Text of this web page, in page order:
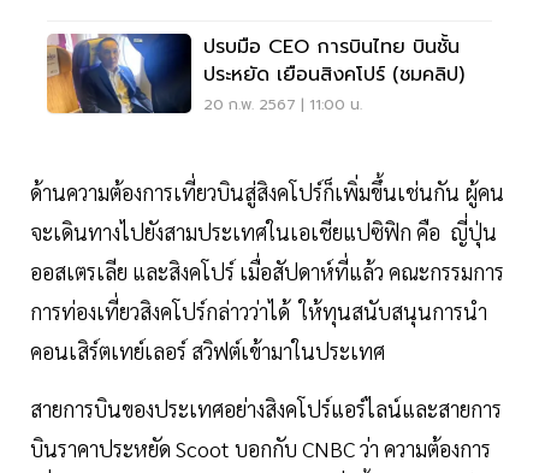
ปรบมือ CEO การบินไทย บินชั้น
ประหยัด เยือนสิงคโปร์ (ชมคลิป)
20 ก.พ. 2567 | 11:00 น.
ด้านความต้องการเที่ยวบินสู่สิงคโปร์ก็เพิ่มขึ้นเช่นกัน ผู้คน
จะเดินทางไปยังสามประเทศในเอเชียแปซิฟิก คือ ญี่ปุ่น
ออสเตรเลีย และสิงคโปร์ เมื่อสัปดาห์ที่แล้ว คณะกรรมการ
การท่องเที่ยวสิงคโปร์กล่าวว่าได้ ให้ทุนสนับสนุนการนำ
คอนเสิร์ตเทย์เลอร์ สวิฟต์เข้ามาในประเทศ
สายการบินของประเทศอย่างสิงคโปร์แอร์ไลน์และสายการ
บินราคาประหยัด Scoot บอกกับ CNBC ว่า ความต้องการ